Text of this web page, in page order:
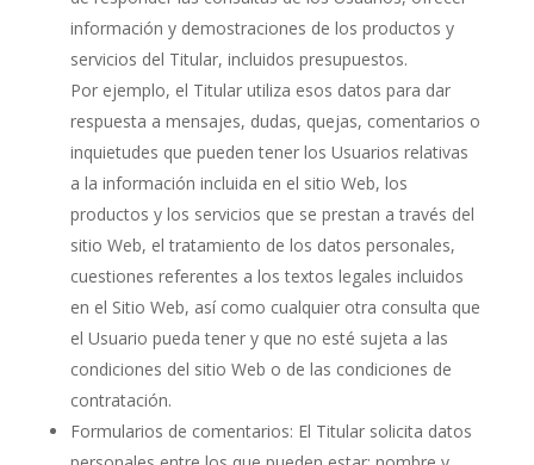
información y demostraciones de los productos y
servicios del Titular, incluidos presupuestos.
Por ejemplo, el Titular utiliza esos datos para dar
respuesta a mensajes, dudas, quejas, comentarios o
inquietudes que pueden tener los Usuarios relativas
a la información incluida en el sitio Web, los
productos y los servicios que se prestan a través del
sitio Web, el tratamiento de los datos personales,
cuestiones referentes a los textos legales incluidos
en el Sitio Web, así como cualquier otra consulta que
el Usuario pueda tener y que no esté sujeta a las
condiciones del sitio Web o de las condiciones de
contratación.
Formularios de comentarios: El Titular solicita datos